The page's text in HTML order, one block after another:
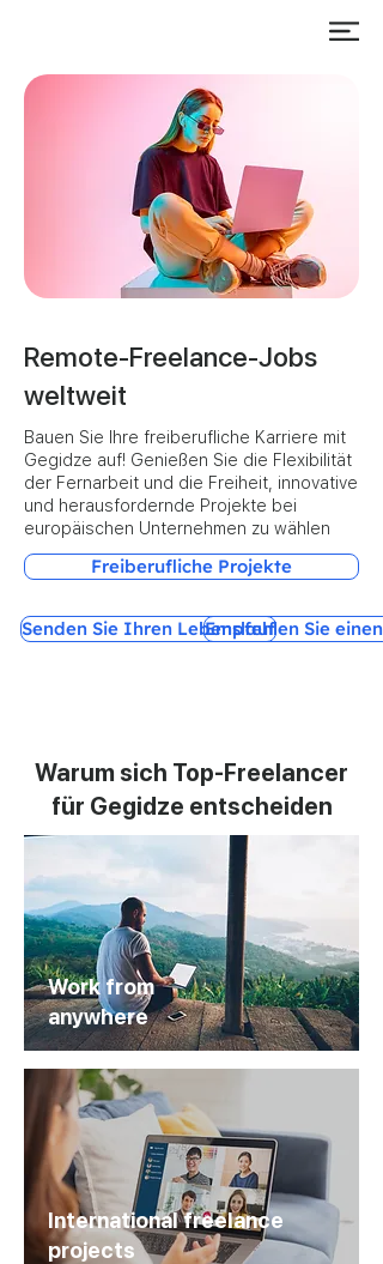
Remote-Freelance-Jobs
weltweit
Bauen Sie Ihre freiberufliche Karriere mit
Gegidze auf! Genießen Sie die Flexibilität
der Fernarbeit und die Freiheit, innovative
und herausfordernde Projekte bei
europäischen Unternehmen zu wählen
Freiberufliche Projekte
Senden Sie Ihren LebenslaufEmpfehlen Sie einen
Warum sich Top-Freelancer
für Gegidze entscheiden
Work from
anywhere
International freelance
projects